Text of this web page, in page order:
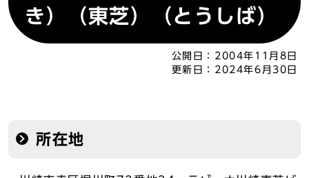
き）（東芝）（とうしば）
公開日： 2004年11月8日
更新日： 2024年6月30日
所在地